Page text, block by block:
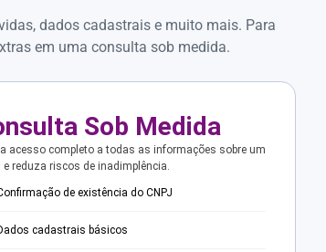
dados cadastrais e muito mais. Para
em uma consulta sob medida.
Sob Medida
acesso completo a todas as informações sobre um
e reduza riscos de inadimplência.
de existência do CNPJ
cadastrais básicos